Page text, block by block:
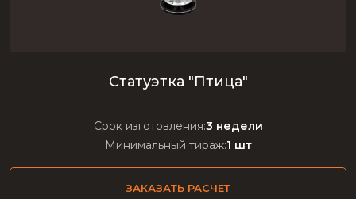
Статуэтка "Птица"
Срок изготовления:3 недели
Минимальный тираж:1 шт
ЗАКАЗАТЬ РАСЧЕТ